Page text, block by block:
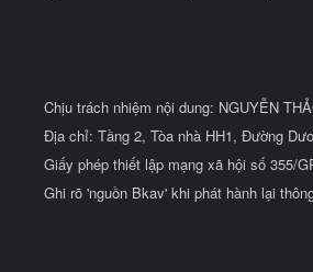
Chịu trách nhiệm nội dung: NGUYỄN
Địa chỉ: Tầng 2, Tòa nhà HH1, Đường
Giấy phép thiết lập mạng xã hội số 355/
Ghi rõ 'nguồn Bkav' khi phát hành lại